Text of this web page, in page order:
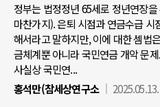
정부는 법정정년 65세로 정년연장
마찬가지). 은퇴 시점과 연금수급
해서라고 말하지만, 이에 대한 셈법
금체계뿐 아니라 국민연금 개악 문
사실상 국민연...
홍석만(참세상연구소